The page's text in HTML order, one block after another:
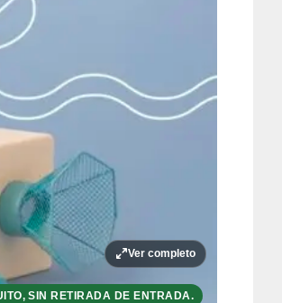
Ver completo
SIN RETIRADA DE ENTRADA.